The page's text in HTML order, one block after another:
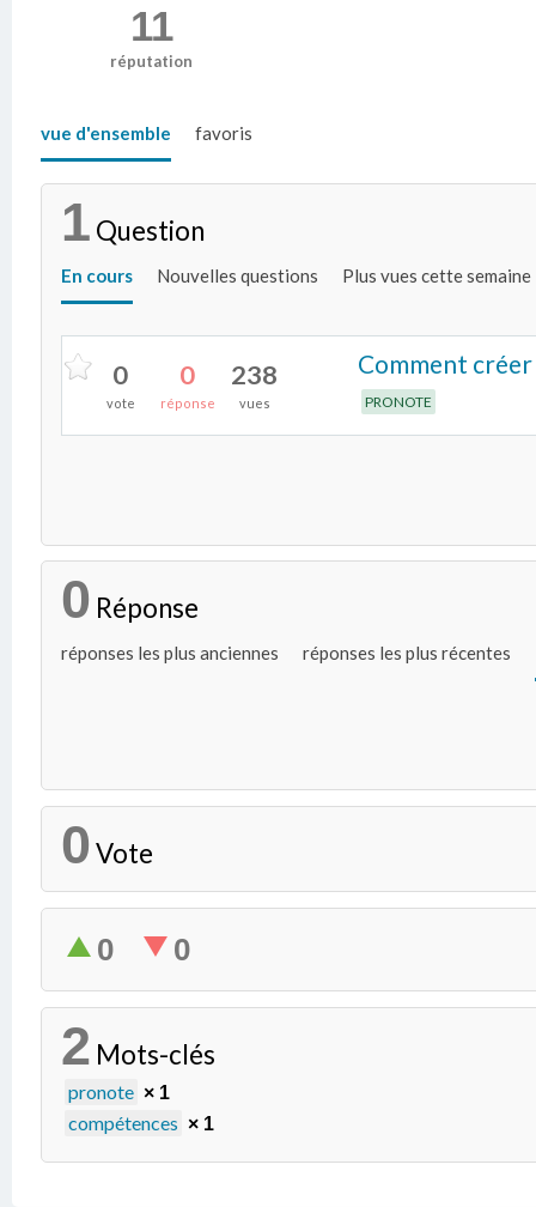
11
réputation
vue d'ensemble favoris
1 Question
En cours Nouvelles questions Plus vues cette semaine
0
vote
0
réponse
238
vues
Comment
PRONOTE
0 Réponse
réponses les plus anciennes réponses les plus récentes
0 Vote
0 0
2 Mots-clés
pronote × 1
compétences × 1